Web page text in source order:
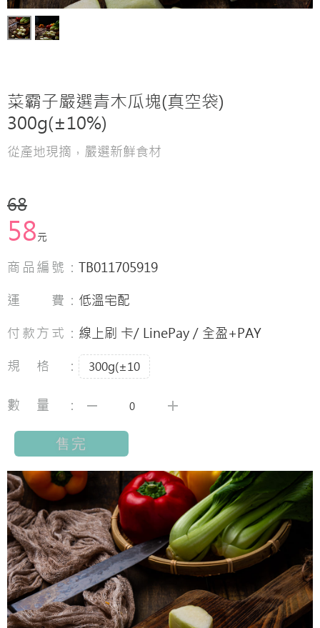
菜霸子嚴選青木瓜塊(真空袋)
300g(±10%)
從產地現摘，嚴選新鮮食材
68
58元
商品編號： TB011705919
運 費： 低溫宅配
付款方式： 線上刷 卡/ LinePay / 全盈+PAY
規格：
300g(±10
數量：
售完